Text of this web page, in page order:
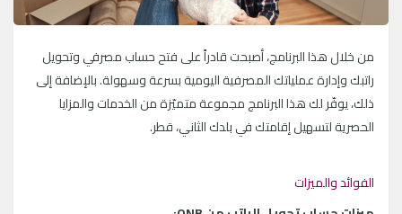
من خلال هذا البرنامج، أصبحت قادراً على فتح حساب مصرفي وتحويل
راتبك وإدارة عملياتك المصرفية اليومية بسرعة وسهولة. بالإضافة إلى
ذلك، يوفّر لك هذا البرنامج مجموعة متميّزة من الخدمات والمزايا
الحصرية لتسهيل إقامتك في بلدك الثاني، قطر.
الفوائد والميزات